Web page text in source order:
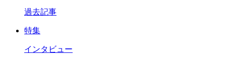
過去記事
特集
インタビュー